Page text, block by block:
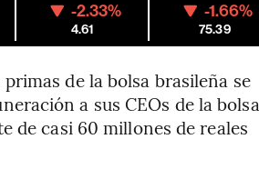
-2.33%
4.61
-1.66%
75.39
de la bolsa brasileña se
a sus CEOs de la bolsa
de casi 60 millones de reales